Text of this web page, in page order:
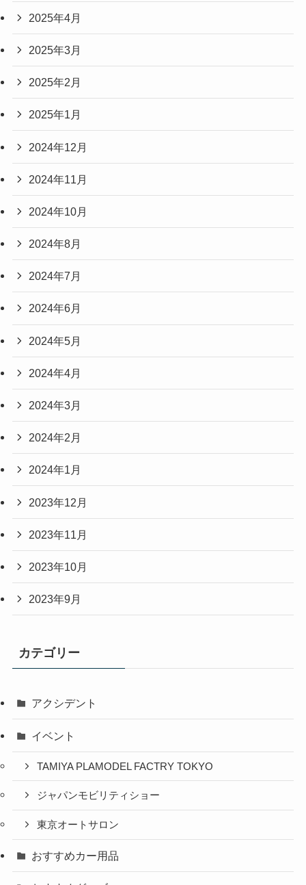
2025年4月
2025年3月
2025年2月
2025年1月
2024年12月
2024年11月
2024年10月
2024年8月
2024年7月
2024年6月
2024年5月
2024年4月
2024年3月
2024年2月
2024年1月
2023年12月
2023年11月
2023年10月
2023年9月
カテゴリー
アクシデント
イベント
TAMIYA PLAMODEL FACTRY TOKYO
ジャパンモビリティショー
東京オートサロン
おすすめカー用品